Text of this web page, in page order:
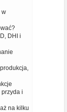
w
DHI i
i
na kilku